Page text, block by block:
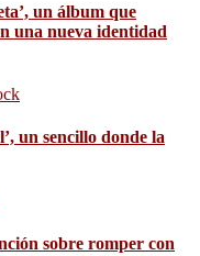
un álbum que
una nueva identidad
un sencillo donde la
sobre romper con